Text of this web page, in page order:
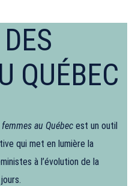
QUÉBEC
au Québec est un outil
qui met en lumière la
à l’évolution de la